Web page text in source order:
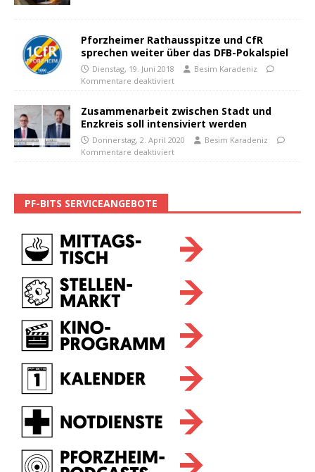
Pforzheimer Rathausspitze und CfR
sprechen weiter über das DFB-Pokalspiel
Dienstag, 19. Juni 2018
Besim Karadeniz
Kommentare deaktiviert
Zusammenarbeit zwischen Stadt und
Enzkreis soll intensiviert werden
Donnerstag, 2. April 2020
Besim Karadeniz
Kommentare deaktiviert
PF-BITS SERVICEANGEBOTE